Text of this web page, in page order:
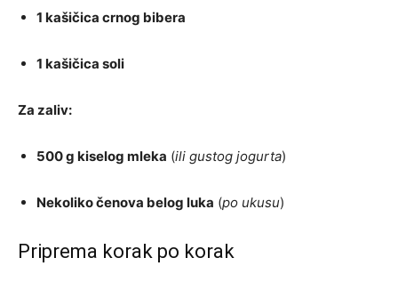
1 kašičica crnog bibera
1 kašičica soli
Za zaliv:
500 g kiselog mleka (ili gustog jogurta)
Nekoliko čenova belog luka (po ukusu)
Priprema korak po korak